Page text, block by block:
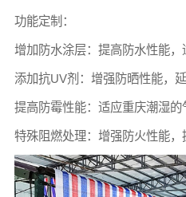
功能定制：
增加防水涂层：提高防水性能，
添加抗UV剂：增强防晒性能，
提高防霉性能：适应重庆潮湿的
特殊阻燃处理：增强防火性能